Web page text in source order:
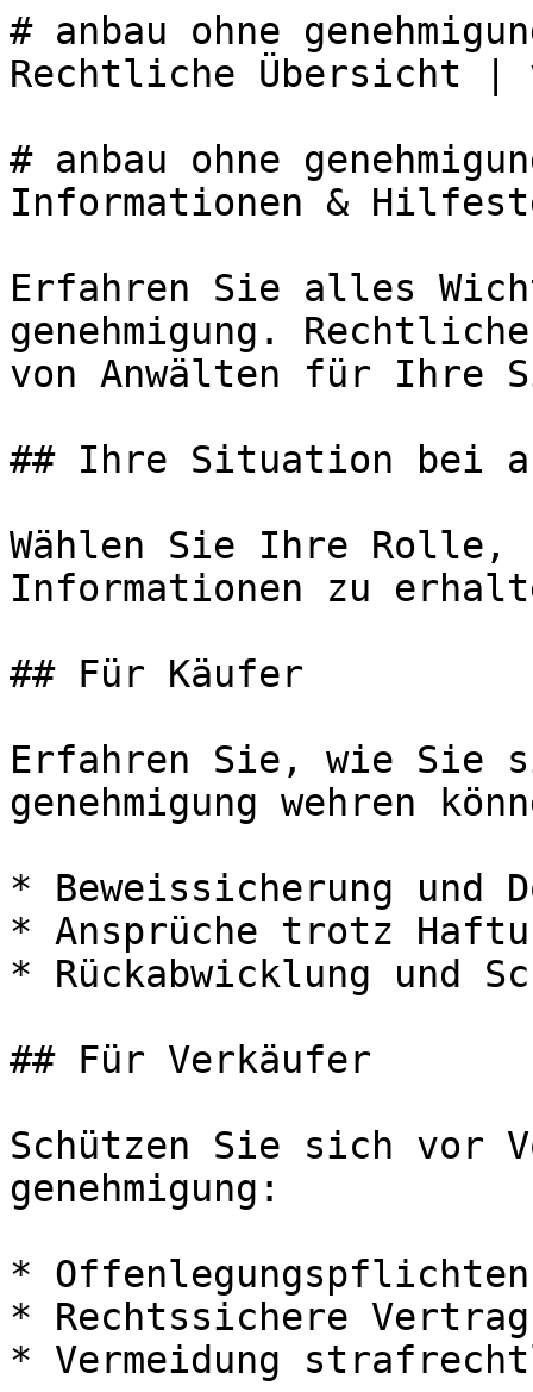
# anbau ohne
Rechtliche Übersicht |
# anbau ohne
Informationen &
Erfahren Sie alles
genehmigung.
von Anwälten für Ihre
## Ihre Situation bei
Wählen Sie Ihre Rolle,
Informationen zu
## Für Käufer
Erfahren Sie, wie Sie
genehmigung wehren
* Beweissicherung und
* Ansprüche trotz
* Rückabwicklung und
## Für Verkäufer
Schützen Sie sich vor
genehmigung:
* Offenlegungspflichten
* Rechtssichere
* Vermeidung